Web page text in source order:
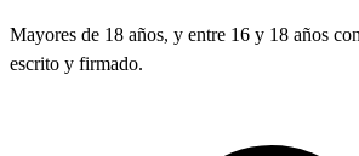
Mayores de 18 años, y entre 16 y 18 años
escrito y firmado.